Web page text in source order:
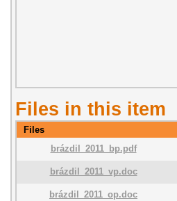
Files in this item
Files
brázdil_2011_bp.pdf
brázdil_2011_vp.doc
brázdil_2011_op.doc